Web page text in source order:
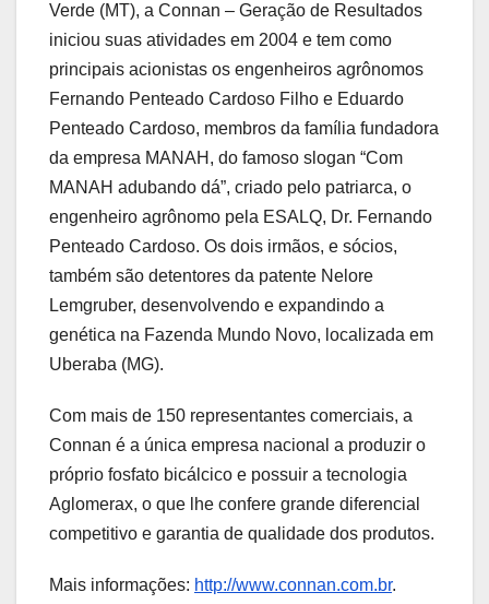
Verde (MT), a Connan – Geração de Resultados
iniciou suas atividades em 2004 e tem como
principais acionistas os engenheiros agrônomos
Fernando Penteado Cardoso Filho e Eduardo
Penteado Cardoso, membros da família fundadora
da empresa MANAH, do famoso slogan “Com
MANAH adubando dá”, criado pelo patriarca, o
engenheiro agrônomo pela ESALQ, Dr. Fernando
Penteado Cardoso. Os dois irmãos, e sócios,
também são detentores da patente Nelore
Lemgruber, desenvolvendo e expandindo a
genética na Fazenda Mundo Novo, localizada em
Uberaba (MG).
Com mais de 150 representantes comerciais, a
Connan é a única empresa nacional a produzir o
próprio fosfato bicálcico e possuir a tecnologia
Aglomerax, o que lhe confere grande diferencial
competitivo e garantia de qualidade dos produtos.
Mais informações: http://www.connan.com.br.